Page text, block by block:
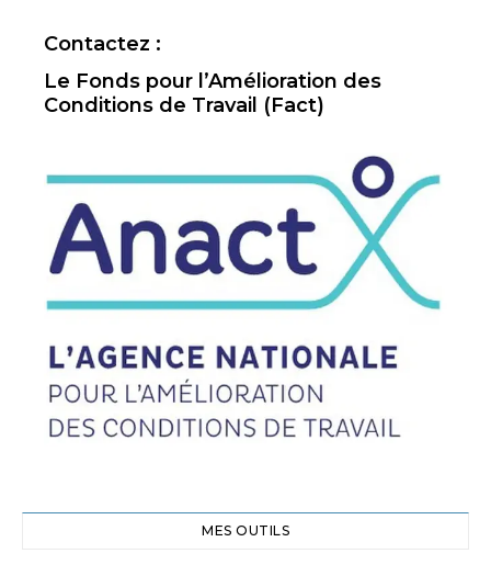
Contactez :
Le Fonds pour l’Amélioration des
Conditions de Travail (Fact)
MES OUTILS